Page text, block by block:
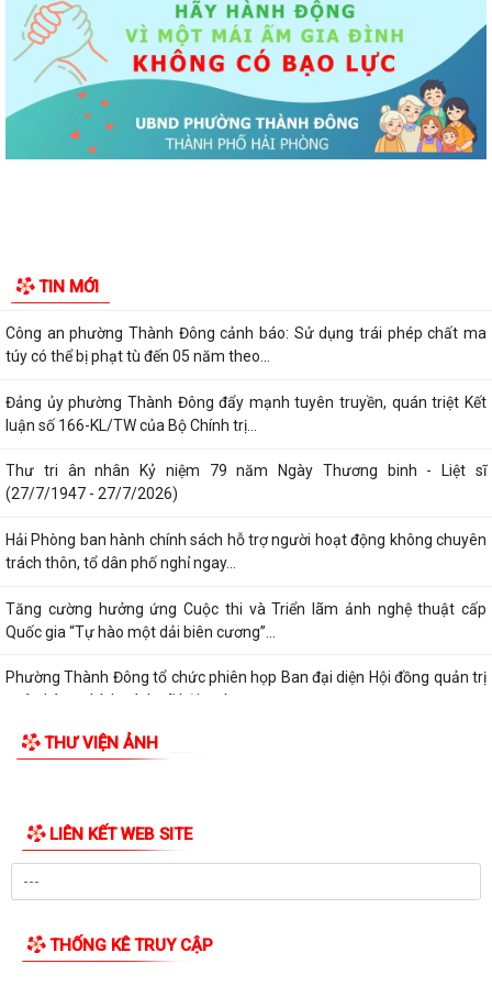
TIN MỚI
hoạt động kinh doanh tại Chợ tạm Chi...
Đảng ủy phường Thành Đông đẩy mạnh tuyên truyền, thực hiện Nghị
quyết số 27-NQ/TW về xây dựng và...
Phường Thành Đông tăng cương phân loại chất thải rắn sinh hoạt tại
nguồn: Hành động nhỏ, ý nghĩa...
cứu, học tập, quán triệt và triển...
Công an phường Thành Đông cảnh báo: Sử dụng trái phép chất ma
túy có thể bị phạt tù đến 05 năm theo...
Đảng ủy phường Thành Đông đẩy mạnh tuyên truyền, quán triệt Kết
luận số 166-KL/TW của Bộ Chính trị...
Thư tri ân nhân Kỷ niệm 79 năm Ngày Thương binh - Liệt sĩ
(27/7/1947 - 27/7/2026)
Hải Phòng ban hành chính sách hỗ trợ người hoạt động không chuyên
trách thôn, tổ dân phố nghỉ ngay...
Tăng cường hưởng ứng Cuộc thi và Triển lãm ảnh nghệ thuật cấp
Quốc gia “Tự hào một dải biên cương”...
Phường Thành Đông tổ chức phiên họp Ban đại diện Hội đồng quản trị
ngân hàng chính sách xã hội quý...
Hơn 1.600 đoàn viên, người lao động trên địa bàn phường Thành Đông
hè năm 2026 cho đội ngũ giáo viên
Phường Thành Đông tri ân Người có công
nhân kỷ niệm 79 năm Ngày Thương...
THƯ VIỆN ẢNH